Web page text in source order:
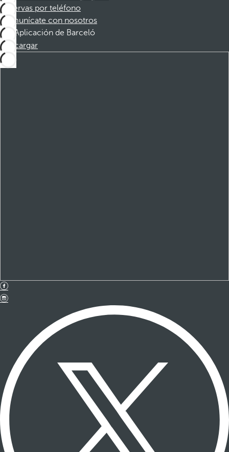
Reservas por teléfono
Comunícate con nosotros
Aplicación de Barceló
Descargar